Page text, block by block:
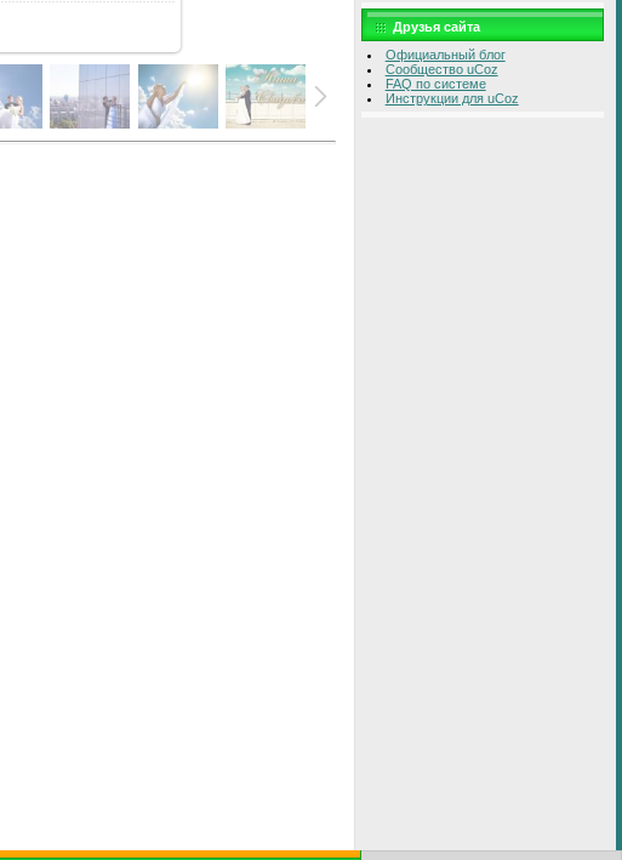
Друзья сайта
Официальный блог
Сообщество uCoz
FAQ по системе
Инструкции для uCoz